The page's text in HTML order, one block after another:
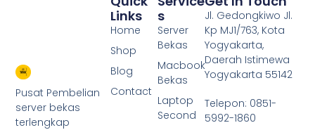
Pusat Pembelian
server bekas
terlengkap
S
Server
Bekas
Macbook
Bekas
Laptop
Second
Links
Home
Shop
Blog
Contact
Jl. Gedongkiwo Jl.
Kp MJ1/763, Kota
Yogyakarta,
Daerah Istimewa
Yogyakarta 55142
Telepon: 0851-
5992-1860